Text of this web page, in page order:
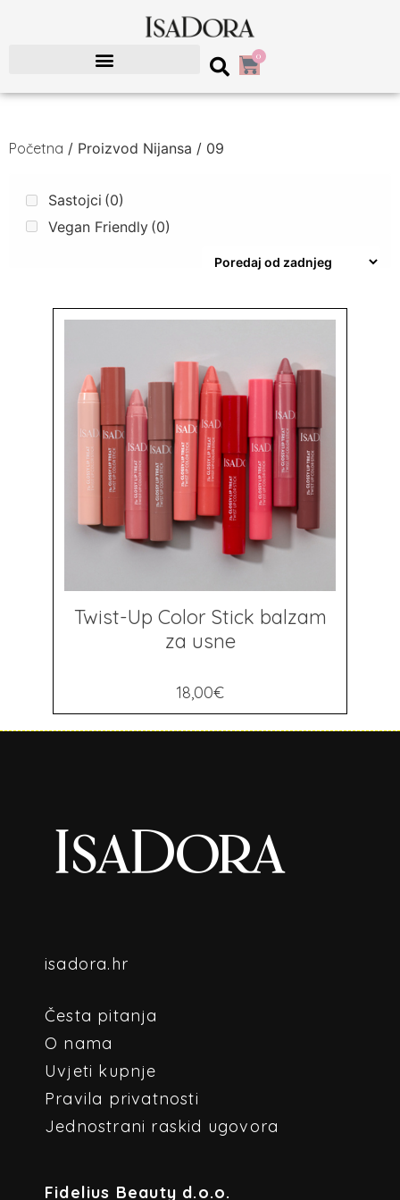
0
Početna / Proizvod Nijansa / 09
Sastojci (0)
Vegan Friendly (0)
Twist-Up Color Stick balzam
za usne
18,00€
isadora.hr
Česta pitanja
O nama
Uvjeti kupnje
Pravila privatnosti
Jednostrani raskid ugovora
Fidelius Beauty d.o.o.